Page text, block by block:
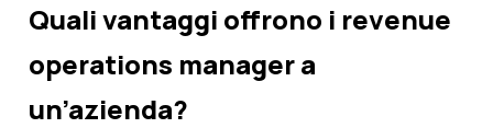
Quali vantaggi offrono i revenue
operations manager a
un’azienda?